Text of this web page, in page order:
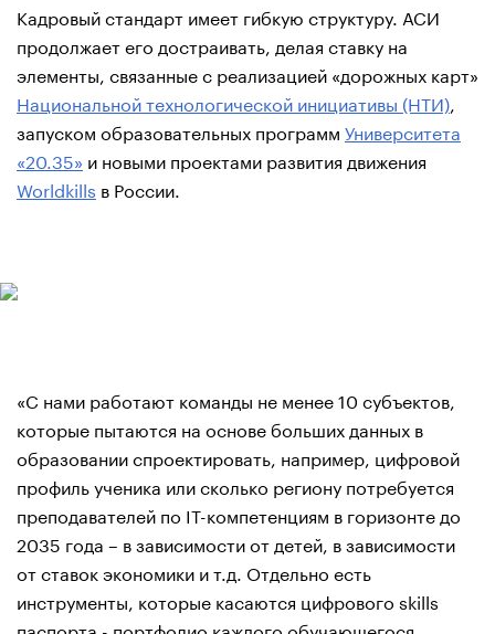
Кадровый стандарт имеет гибкую структуру. АСИ
продолжает его достраивать, делая ставку на
элементы, связанные с реализацией «дорожных карт»
Национальной технологической инициативы (НТИ)
запуском образовательных программ Университета
«20.35» и новыми проектами развития движения
Worldkills в России.
«С нами работают команды не менее 10 субъектов,
которые пытаются на основе больших данных в
образовании спроектировать, например, цифровой
профиль ученика или сколько региону потребуется
преподавателей по IT-компетенциям в горизонте до
2035 года – в зависимости от детей, в зависимости
от ставок экономики и т.д. Отдельно есть
инструменты, которые касаются цифрового skills